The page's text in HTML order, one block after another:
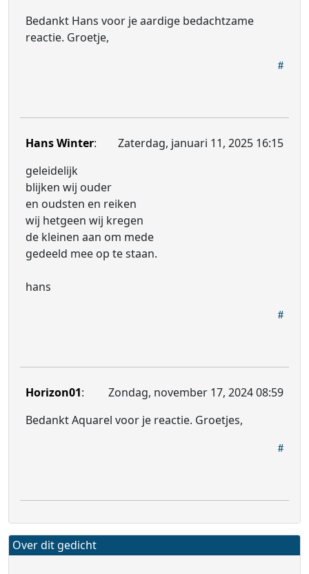
Bedankt Hans voor je aardige bedachtzame
reactie. Groetje,
Hans Winter:
Zaterdag, januari 11, 2025 16:15
geleidelijk
blijken wij ouder
en oudsten en reiken
wij hetgeen wij kregen
de kleinen aan om mede
gedeeld mee op te staan.
hans
Horizon01:
Zondag, november 17, 2024 08:59
Bedankt Aquarel voor je reactie. Groetjes,
Over dit gedicht